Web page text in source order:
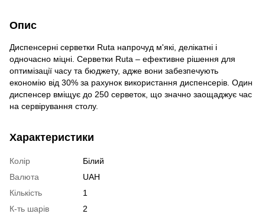
Опис
Диспенсерні серветки Ruta напрочуд м'які, делікатні і
одночасно міцні. Серветки Ruta – ефективне рішення для
оптимізації часу та бюджету, адже вони забезпечують
економію від 30% за рахунок використання диспенсерів. Один
диспенсер вміщує до 250 серветок, що значно заощаджує час
на сервірування столу.
Характеристики
Колір
Білий
Валюта
UAH
Кількість
1
К-ть шарів
2